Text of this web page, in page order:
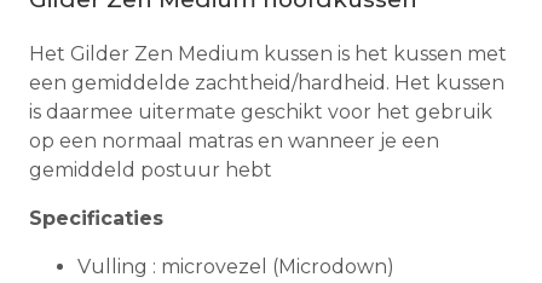
Het Gilder Zen Medium kussen is het kussen met
een gemiddelde zachtheid/hardheid. Het kussen
is daarmee uitermate geschikt voor het gebruik
op een normaal matras en wanneer je een
gemiddeld postuur hebt
Specificaties
Vulling : microvezel (Microdown)